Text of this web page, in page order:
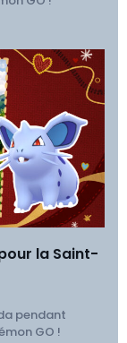
la Saint-
pendant
GO !